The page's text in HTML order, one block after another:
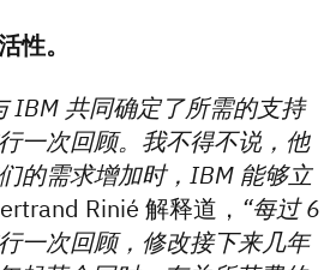
性。
IBM 共同确定了所需的支持
一次回顾。我不得不说，他
的需求增加时，IBM 能够立
Rinié 解释道， “每过 6
一次回顾，修改接下来几年